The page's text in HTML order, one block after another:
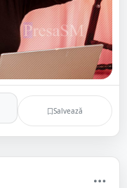
Salvează